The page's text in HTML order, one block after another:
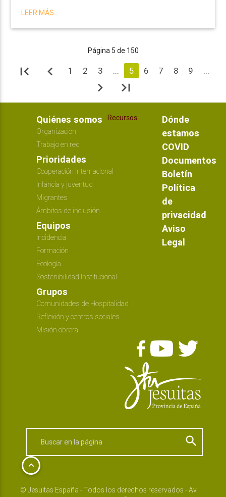
LEER MÁS...
Página 5 de 150
first_page navigate_before 1 2 3 ... 5 6 7 8 9 ...
navigate_next last_page
Quiénes somos
Organización
Trabajo en red
Recursos
Prioridades
Cooperación Internacional
Infancia y juventud
Migrantes
Ámbitos de inclusión
Equipos
Incidencia
Formación
Ecología
Sostenibilidad Institucional
Grupos
Comunidades de Hospitalidad
Reflexión y centros sociales
Misión obrera
Dónde
estamos
COVID
Documentos
Boletín
Política
de
privacidad
Aviso
Legal
search
keyboard_arrow_up
© Jesuitas España - Todos los derechos reservados - Av.